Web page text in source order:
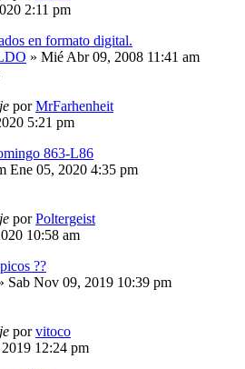
2:11 pm
en formato digital.
» Mié Abr 09, 2008 11:41 am
porMrFarhenheit
5:21 pm
863-L86
Ene 05, 2020 4:35 pm
porPoltergeist
10:58 am
??
Sab Nov 09, 2019 10:39 pm
porvitoco
12:24 pm